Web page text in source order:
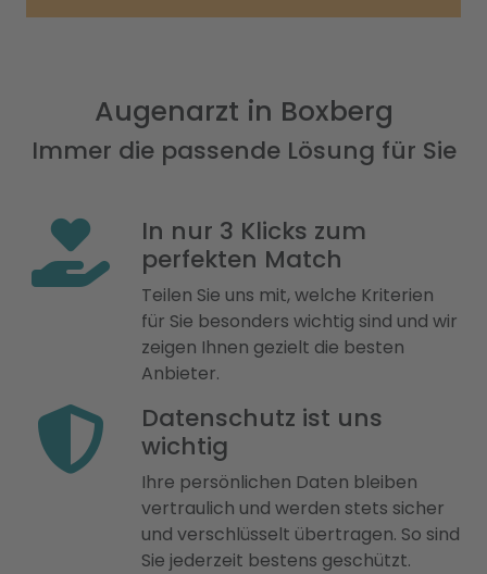
Augenarzt in Boxberg
Immer die passende Lösung für Sie
In nur 3 Klicks zum
perfekten Match
Teilen Sie uns mit, welche Kriterien
für Sie besonders wichtig sind und wir
zeigen Ihnen gezielt die besten
Anbieter.
Datenschutz ist uns
wichtig
Ihre persönlichen Daten bleiben
vertraulich und werden stets sicher
und verschlüsselt übertragen. So sind
Sie jederzeit bestens geschützt.